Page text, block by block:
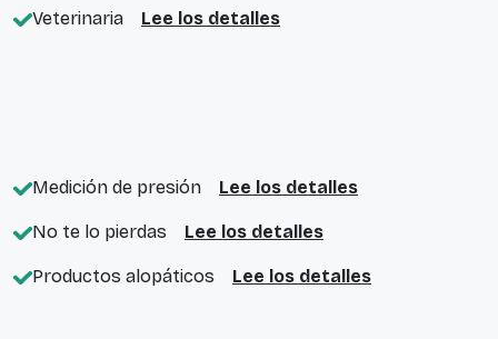
Veterinaria Lee los detalles
Medición de presión Lee los detalles
No te lo pierdas Lee los detalles
Productos alopáticos Lee los detalles